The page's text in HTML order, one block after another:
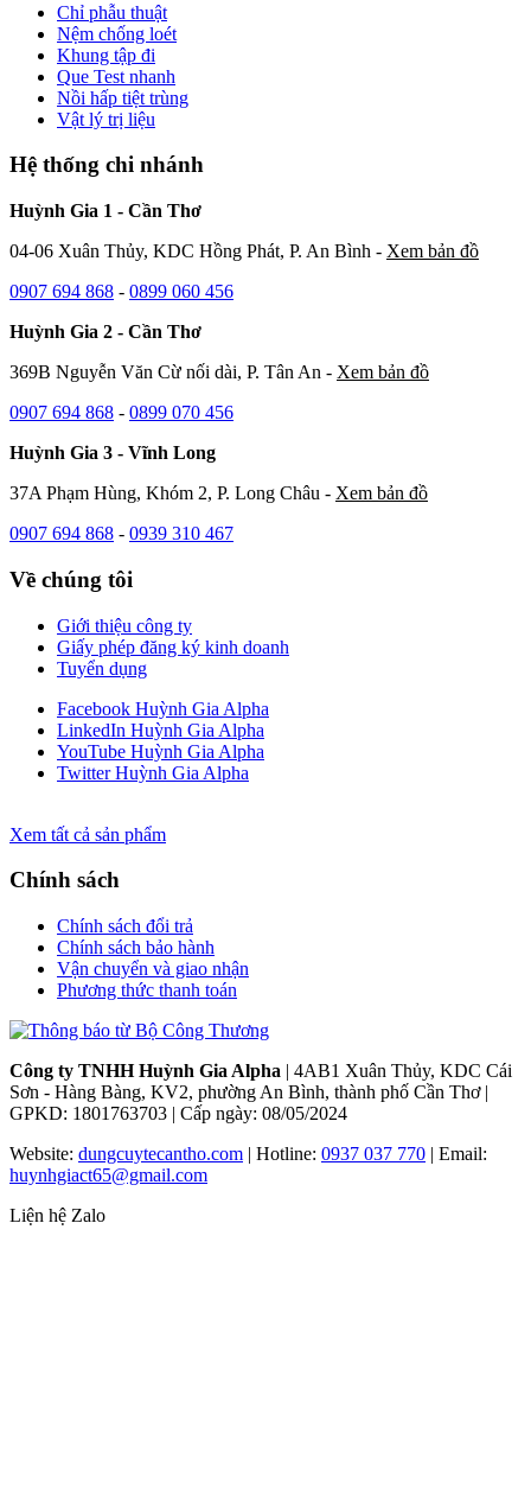
Chỉ phẫu thuật
Nệm chống loét
Khung tập đi
Que Test nhanh
Nồi hấp tiệt trùng
Vật lý trị liệu
Hệ thống chi nhánh
Huỳnh Gia 1 - Cần Thơ
04-06 Xuân Thủy, KDC Hồng Phát, P. An Bình - Xem bản đồ
0907 694 868 - 0899 060 456
Huỳnh Gia 2 - Cần Thơ
369B Nguyễn Văn Cừ nối dài, P. Tân An - Xem bản đồ
0907 694 868 - 0899 070 456
Huỳnh Gia 3 - Vĩnh Long
37A Phạm Hùng, Khóm 2, P. Long Châu - Xem bản đồ
0907 694 868 - 0939 310 467
Về chúng tôi
Giới thiệu công ty
Giấy phép đăng ký kinh doanh
Tuyển dụng
Facebook Huỳnh Gia Alpha
LinkedIn Huỳnh Gia Alpha
YouTube Huỳnh Gia Alpha
Twitter Huỳnh Gia Alpha
Xem tất cả sản phẩm
Chính sách
Chính sách đổi trả
Chính sách bảo hành
Vận chuyển và giao nhận
Phương thức thanh toán
Công ty TNHH Huỳnh Gia Alpha | 4AB1 Xuân Thủy, KDC Cái
Sơn - Hàng Bàng, KV2, phường An Bình, thành phố Cần Thơ |
GPKD: 1801763703 | Cấp ngày: 08/05/2024
Website: dungcuytecantho.com | Hotline: 0937 037 770 | Email:
huynhgiact65@gmail.com
Liện hệ Zalo